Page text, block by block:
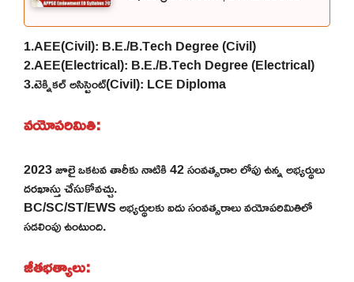
1.AEE(Civil): B.E./B.Tech Degree (Civil)
2.AEE(Electrical): B.E./B.Tech Degree (Electrical)
3.టెక్నికల్ అసిస్టెంట్(Civil): LCE Diploma
వయోపరిమితి:
2023 జూలై ఒకటవ తారీకు నాటికి 42 సంవత్సరాల లోపు ఉన్న అభ్యర్థులు
దరఖాస్తు చేసుకోవచ్చు.
BC/SC/ST/EWS అభ్యర్థులకు ఐదు సంవత్సరాలు వయోపరిమితిలో
సడలింపు ఉంటుంది.
జీతభత్యాలు: